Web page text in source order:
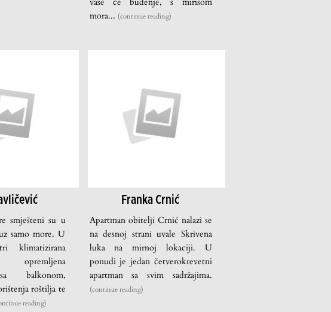
mora... (continue reading)
smješteni su u
samo more. U
klimatizirana
opremljena
balkonom,
roštilja te
reading)
Franka Crnić
Apartman obitelji Crnić nalazi se
na desnoj strani uvale Skrivena
luka na mirnoj lokaciji. U
ponudi je jedan četverokrevetni
apartman sa svim sadržajima.
(continue reading)